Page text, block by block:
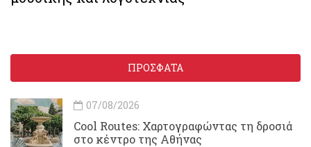
ΠΡΟΣΦΑΤΑ
07/08/2026
Cool Routes: Χαρτογραφώντας τη δροσιά
στο κέντρο της Αθήνας